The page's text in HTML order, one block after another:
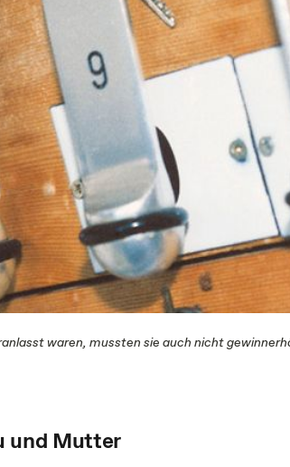
waren, mussten sie auch nicht
und Mutter